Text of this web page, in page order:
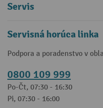
Servis
Servisná horúca linka
Podpora a poradenstvo v
0800 109 999
Po-Čt, 07:30 - 16:30
Pi, 07:30 - 16:00